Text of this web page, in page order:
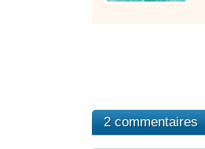
2 commentaires